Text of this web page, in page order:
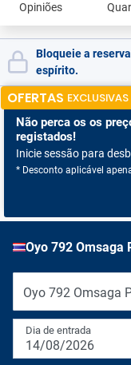
Opiniões
Bloqueie a
espírito.
OFERTAS EXCLUSIVAS
Não perca os os
registados!
Inicie sessão para
* Desconto aplicável
Oyo 792 Omsaga
Oyo 792 Omsaga
Dia de entrada
14/08/2026